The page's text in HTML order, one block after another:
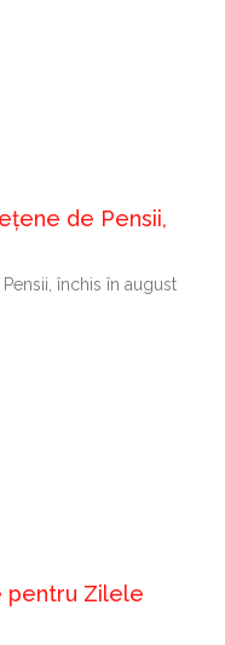
de Pensii,
închis în august
pentru Zilele